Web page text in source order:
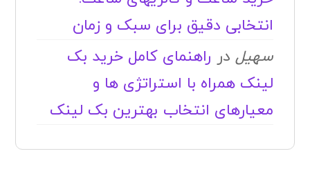
انتخابی دقیق برای سبک و زمان
سهیل در راهنمای کامل خرید بک
لینک همراه با استراتژی ها و
معیارهای انتخاب بهترین بک لینک